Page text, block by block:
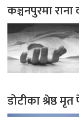
कञ्चनपुरमा
डोटीका श्रेष्ठ